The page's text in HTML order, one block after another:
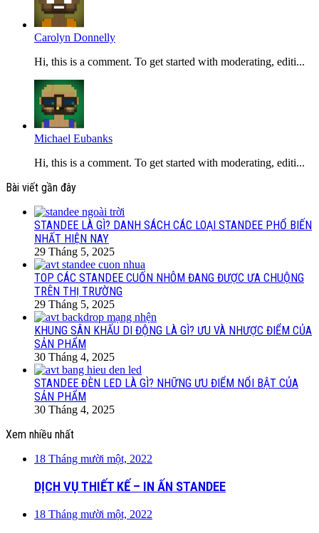
Carolyn Donnelly
Hi, this is a comment. To get started with moderating, editi...
Michael Eubanks
Hi, this is a comment. To get started with moderating, editi...
Bài viết gần đây
STANDEE LÀ GÌ? DANH SÁCH CÁC LOẠI STANDEE PHỔ BIẾN
NHẤT HIỆN NAY
29 Tháng 5, 2025
TOP CÁC STANDEE CUỐN NHÔM ĐANG ĐƯỢC ƯA CHUỘNG
TRÊN THỊ TRƯỜNG
29 Tháng 5, 2025
KHUNG SÂN KHẤU DI ĐỘNG LÀ GÌ? ƯU VÀ NHƯỢC ĐIỂM CỦA
SẢN PHẨM
30 Tháng 4, 2025
STANDEE ĐÈN LED LÀ GÌ? NHỮNG ƯU ĐIỂM NỔI BẬT CỦA
SẢN PHẨM
30 Tháng 4, 2025
Xem nhiều nhất
18 Tháng mười một, 2022
DỊCH VỤ THIẾT KẾ – IN ẤN STANDEE
18 Tháng mười một, 2022